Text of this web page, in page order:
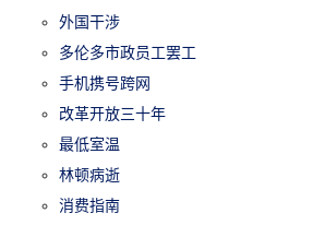
外国干涉
多伦多市政员工罢工
手机携号跨网
改革开放三十年
最低室温
林顿病逝
消费指南